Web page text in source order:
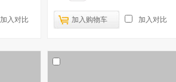
加入对比 加入购物车 加入对比